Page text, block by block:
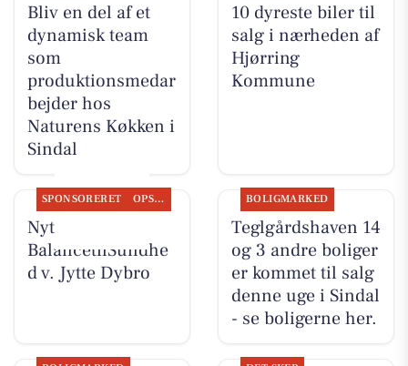
Bliv en del af et
dynamisk team
som
produktionsmedar
bejder hos
Naturens Køkken i
Sindal
10 dyreste biler til
salg i nærheden af
Hjørring
Kommune
SPONSORERET OPSLAGSTAVLEN
Nyt fra
BalancetilSundhe
d v. Jytte Dybro
BOLIGMARKED
Teglgårdshaven 14
og 3 andre boliger
er kommet til salg
denne uge i Sindal
- se boligerne her.